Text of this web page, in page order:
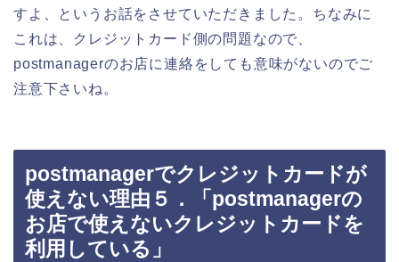
すよ、というお話をさせていただきました。ちなみに
これは、クレジットカード側の問題なので、
postmanagerのお店に連絡をしても意味がないのでご
注意下さいね。
postmanagerでクレジットカードが
使えない理由５．「postmanagerの
お店で使えないクレジットカードを
利用している」